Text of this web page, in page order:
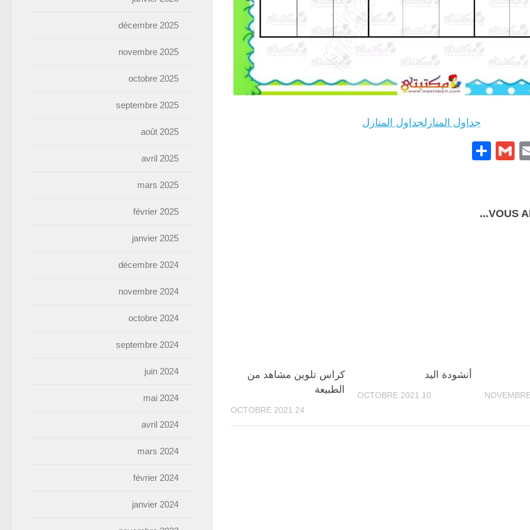
جداول المنازلجداول المنازل
Email
Gmail
VOUS
كراس تلوين مشاهد من
الطبيعة
24 OCTOBRE 2021
أنشودة اليد
10 OCTOBRE 2021
décembre 2025
novembre 2025
octobre 2025
septembre 2025
août 2025
avril 2025
mars 2025
février 2025
janvier 2025
décembre 2024
novembre 2024
octobre 2024
septembre 2024
juin 2024
mai 2024
avril 2024
mars 2024
février 2024
janvier 2024